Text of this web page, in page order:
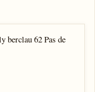
berclau 62 Pas de